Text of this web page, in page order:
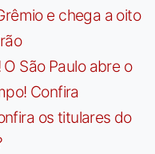
e chega a oito
O São Paulo abre o
Confira
os titulares do